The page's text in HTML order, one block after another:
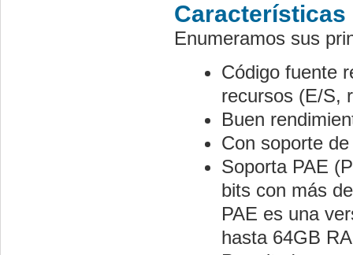
Características
Enumeramos sus
Código fuente
recursos (E/S,
Buen
Con soporte
Soporta PAE
bits con más
PAE es una
hasta 64GB